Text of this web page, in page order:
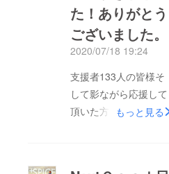
た！ありがとう
ございました。
2020/07/18 19:24
支援者133人の皆様そ
して影ながら応援して
頂いた方本当にありが
もっと見る